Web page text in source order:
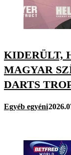
KIDERÜLT,
MAGYAR
DARTS
Egyéb egyéni